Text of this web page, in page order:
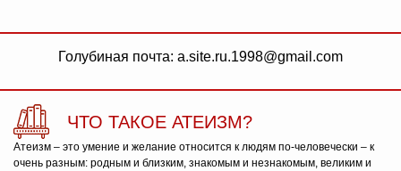
Голубиная почта: a.site.ru.1998@gmail.com
ЧТО ТАКОЕ АТЕИЗМ?
Атеизм – это умение и желание относится к людям по-человечески – к
очень разным: родным и близким, знакомым и незнакомым, великим и